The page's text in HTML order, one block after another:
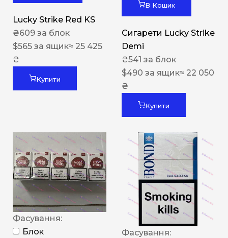
Lucky Strike Red KS
₴609 за блок
$565 за ящик≈ 25 425
₴
Купити
В Кошик
Сигарети Lucky Strike
Demi
₴541 за блок
$490 за ящик≈ 22 050
₴
Купити
Фасування:
Блок
Фасування: